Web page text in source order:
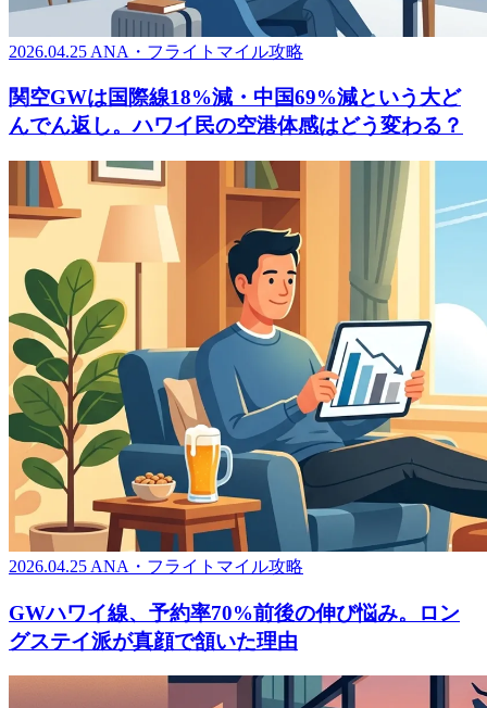
2026.04.25 ANA・フライトマイル攻略
関空GWは国際線18%減・中国69%減という大ど
んでん返し。ハワイ民の空港体感はどう変わる？
2026.04.25 ANA・フライトマイル攻略
GWハワイ線、予約率70%前後の伸び悩み。ロン
グステイ派が真顔で頷いた理由